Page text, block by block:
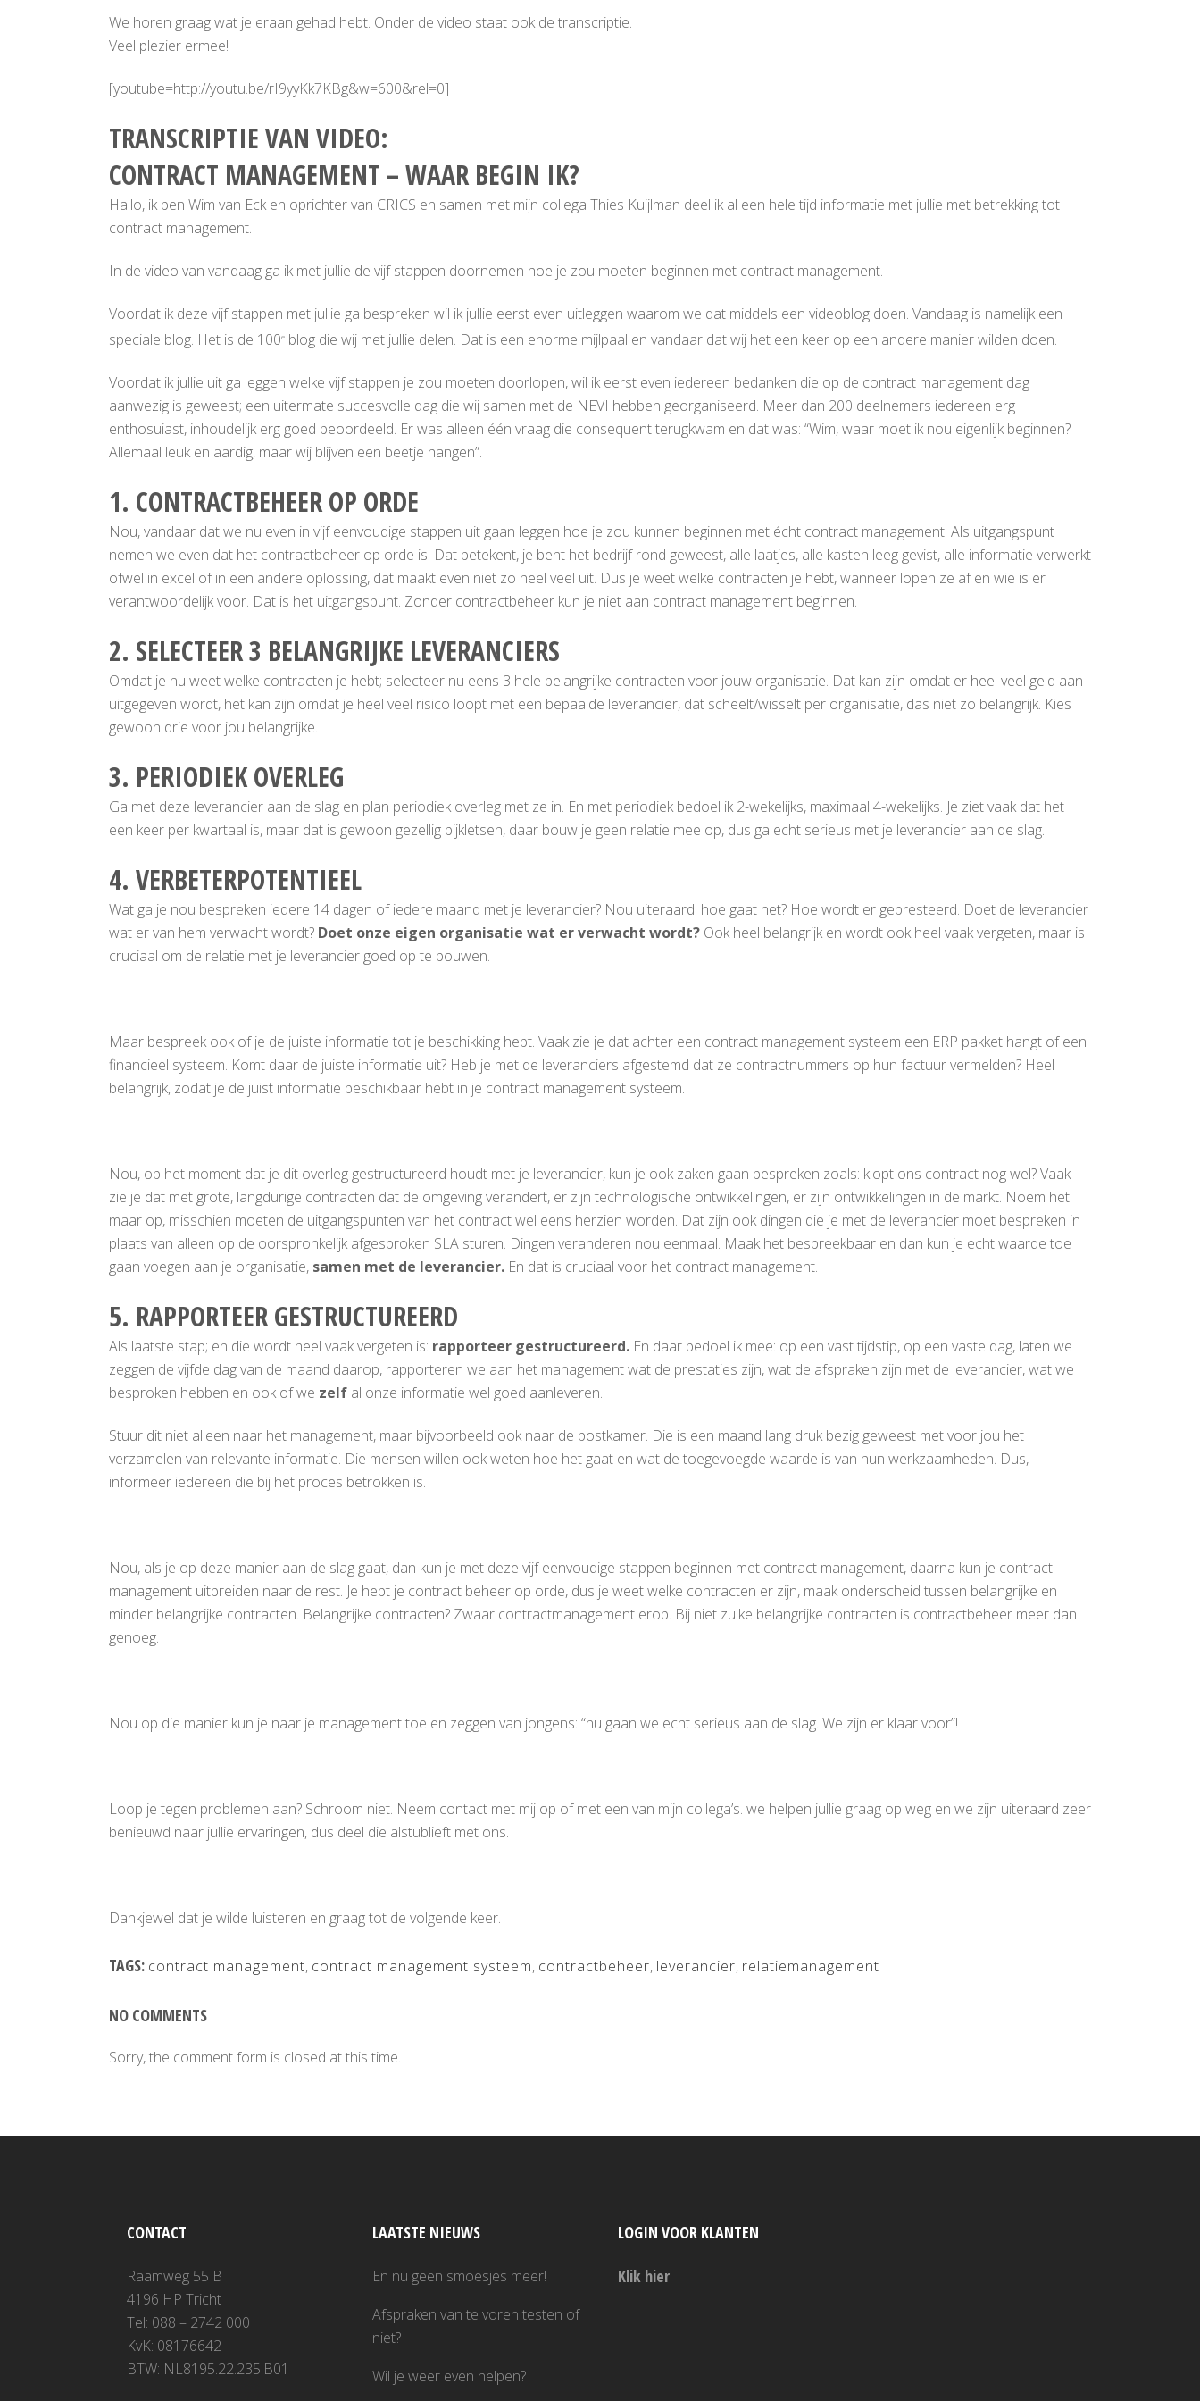
We horen graag wat je eraan gehad hebt. Onder de video staat ook de transcriptie.
Veel plezier ermee!
[youtube=http://youtu.be/rI9yyKk7KBg&w=600&rel=0]
TRANSCRIPTIE VAN VIDEO:
CONTRACT MANAGEMENT – WAAR BEGIN IK?
Hallo, ik ben Wim van Eck en oprichter van CRICS en samen met mijn collega Thies Kuijlman deel ik al een hele tijd informatie met jullie met betrekking tot
contract management.
In de video van vandaag ga ik met jullie de vijf stappen doornemen hoe je zou moeten beginnen met contract management.
Voordat ik deze vijf stappen met jullie ga bespreken wil ik jullie eerst even uitleggen waarom we dat middels een videoblog doen. Vandaag is namelijk een
speciale blog. Het is de 100e blog die wij met jullie delen. Dat is een enorme mijlpaal en vandaar dat wij het een keer op een andere manier wilden doen.
Voordat ik jullie uit ga leggen welke vijf stappen je zou moeten doorlopen, wil ik eerst even iedereen bedanken die op de contract management dag
aanwezig is geweest; een uitermate succesvolle dag die wij samen met de NEVI hebben georganiseerd. Meer dan 200 deelnemers iedereen erg
enthosuiast, inhoudelijk erg goed beoordeeld. Er was alleen één vraag die consequent terugkwam en dat was: “Wim, waar moet ik nou eigenlijk beginnen?
Allemaal leuk en aardig, maar wij blijven een beetje hangen”.
1. CONTRACTBEHEER OP ORDE
Nou, vandaar dat we nu even in vijf eenvoudige stappen uit gaan leggen hoe je zou kunnen beginnen met écht contract management. Als uitgangspunt
nemen we even dat het contractbeheer op orde is. Dat betekent, je bent het bedrijf rond geweest, alle laatjes, alle kasten leeg gevist, alle informatie verwerkt
ofwel in excel of in een andere oplossing, dat maakt even niet zo heel veel uit. Dus je weet welke contracten je hebt, wanneer lopen ze af en wie is er
verantwoordelijk voor. Dat is het uitgangspunt. Zonder contractbeheer kun je niet aan contract management beginnen.
2. SELECTEER 3 BELANGRIJKE LEVERANCIERS
Omdat je nu weet welke contracten je hebt; selecteer nu eens 3 hele belangrijke contracten voor jouw organisatie. Dat kan zijn omdat er heel veel geld aan
uitgegeven wordt, het kan zijn omdat je heel veel risico loopt met een bepaalde leverancier, dat scheelt/wisselt per organisatie, das niet zo belangrijk. Kies
gewoon drie voor jou belangrijke.
3. PERIODIEK OVERLEG
Ga met deze leverancier aan de slag en plan periodiek overleg met ze in. En met periodiek bedoel ik 2-wekelijks, maximaal 4-wekelijks. Je ziet vaak dat het
een keer per kwartaal is, maar dat is gewoon gezellig bijkletsen, daar bouw je geen relatie mee op, dus ga echt serieus met je leverancier aan de slag.
4. VERBETERPOTENTIEEL
Wat ga je nou bespreken iedere 14 dagen of iedere maand met je leverancier? Nou uiteraard: hoe gaat het? Hoe wordt er gepresteerd. Doet de leverancier
wat er van hem verwacht wordt? Doet onze eigen organisatie wat er verwacht wordt? Ook heel belangrijk en wordt ook heel vaak vergeten, maar is
cruciaal om de relatie met je leverancier goed op te bouwen.
Maar bespreek ook of je de juiste informatie tot je beschikking hebt. Vaak zie je dat achter een contract management systeem een ERP pakket hangt of een
financieel systeem. Komt daar de juiste informatie uit? Heb je met de leveranciers afgestemd dat ze contractnummers op hun factuur vermelden? Heel
belangrijk, zodat je de juist informatie beschikbaar hebt in je contract management systeem.
Nou, op het moment dat je dit overleg gestructureerd houdt met je leverancier, kun je ook zaken gaan bespreken zoals: klopt ons contract nog wel? Vaak
zie je dat met grote, langdurige contracten dat de omgeving verandert, er zijn technologische ontwikkelingen, er zijn ontwikkelingen in de markt. Noem het
maar op, misschien moeten de uitgangspunten van het contract wel eens herzien worden. Dat zijn ook dingen die je met de leverancier moet bespreken in
plaats van alleen op de oorspronkelijk afgesproken SLA sturen. Dingen veranderen nou eenmaal. Maak het bespreekbaar en dan kun je echt waarde toe
gaan voegen aan je organisatie, samen met de leverancier. En dat is cruciaal voor het contract management.
5. RAPPORTEER GESTRUCTUREERD
Als laatste stap; en die wordt heel vaak vergeten is: rapporteer gestructureerd. En daar bedoel ik mee: op een vast tijdstip, op een vaste dag, laten we
zeggen de vijfde dag van de maand daarop, rapporteren we aan het management wat de prestaties zijn, wat de afspraken zijn met de leverancier, wat we
besproken hebben en ook of we zelf al onze informatie wel goed aanleveren.
Stuur dit niet alleen naar het management, maar bijvoorbeeld ook naar de postkamer. Die is een maand lang druk bezig geweest met voor jou het
verzamelen van relevante informatie. Die mensen willen ook weten hoe het gaat en wat de toegevoegde waarde is van hun werkzaamheden. Dus,
informeer iedereen die bij het proces betrokken is.
Nou, als je op deze manier aan de slag gaat, dan kun je met deze vijf eenvoudige stappen beginnen met contract management, daarna kun je contract
management uitbreiden naar de rest. Je hebt je contract beheer op orde, dus je weet welke contracten er zijn, maak onderscheid tussen belangrijke en
minder belangrijke contracten. Belangrijke contracten? Zwaar contractmanagement erop. Bij niet zulke belangrijke contracten is contractbeheer meer dan
genoeg.
Nou op die manier kun je naar je management toe en zeggen van jongens: “nu gaan we echt serieus aan de slag. We zijn er klaar voor”!
Loop je tegen problemen aan? Schroom niet. Neem contact met mij op of met een van mijn collega’s. we helpen jullie graag op weg en we zijn uiteraard zeer
benieuwd naar jullie ervaringen, dus deel die alstublieft met ons.
Dankjewel dat je wilde luisteren en graag tot de volgende keer.
TAGS: contract management, contract management systeem, contractbeheer, leverancier, relatiemanagement
NO COMMENTS
Sorry, the comment form is closed at this time.
CONTACT
Raamweg 55 B
4196 HP Tricht
Tel: 088 – 2742 000
KvK: 08176642
BTW: NL8195.22.235.B01
LAATSTE NIEUWS
En nu geen smoesjes meer!
Afspraken van te voren testen of
niet?
Wil je weer even helpen?
LOGIN VOOR KLANTEN
Klik hier